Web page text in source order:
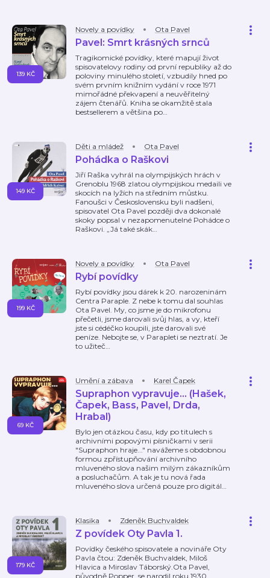
Novely a povídky Ota Pavel
Pavel: Smrt krásných srnců
Tragikomické povídky, které mapují život
spisovatelovy rodiny od první republiky až do
poloviny minulého století, vzbudily hned po
svém prvním knižním vydání v roce 1971
mimořádné překvapení a neuvěřitelný
zájem čtenářů. Kniha se okamžitě stala
bestsellerem a většina po…
139 KČ
Děti a mládež Ota Pavel
Pohádka o Raškovi
Jiří Raška vyhrál na olympijských hrách v
Grenoblu 1968 zlatou olympijskou medaili ve
skocích na lyžích na středním můstku.
Fanoušci v Československu byli nadšeni,
spisovatel Ota Pavel později dva dokonalé
skoky popsal v nezapomenutelné Pohádce o
Raškovi. „Já také skák…
149 KČ
Novely a povídky Ota Pavel
Rybí povídky
Rybí povídky jsou dárek k 20. narozeninám
Centra Paraple. Z nebe k tomu dal souhlas
Ota Pavel. My, co jsme je do mikrofonu
přečetli, jsme darovali svůj hlas, a vy, kteří
jste si cédéčko koupili, jste darovali své
peníze. Nebojte se, v Parapleti se neztratí. Je
to užiteč…
199 KČ
Umění a zábava Karel Čapek
Supraphon vypravuje... (Hašek,
Čapek, Bass, Pavel, Drda,
Hrabal)
Bylo jen otázkou času, kdy po titulech s
archivními popovými písničkami v serii
"Supraphon hraje..." navážeme s obdobnou
formou zpřístupňování archivního
mluveného slova našim milým zákazníkům
a posluchačům. A tak je tu nová řada
mluveného slova určená pouze pro digitál…
69 KČ
Klasika Zdeněk Buchvaldek
Z povídek Oty Pavla 1.
Povídky českého spisovatele a novináře Oty
Pavla čtou: Zdeněk Buchvaldek, Miloš
Hlavica a Miroslav Táborský.Ota Pavel,
původně Popper, se narodil roku 1930
179 KČ